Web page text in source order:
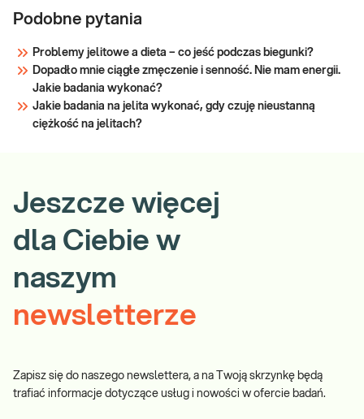
Podobne pytania
Problemy jelitowe a dieta – co jeść podczas biegunki?
Dopadło mnie ciągłe zmęczenie i senność. Nie mam energii.
Jakie badania wykonać?
Jakie badania na jelita wykonać, gdy czuję nieustanną
ciężkość na jelitach?
Jeszcze więcej
dla Ciebie w
naszym
newsletterze
Zapisz się do naszego newslettera, a na Twoją skrzynkę będą
trafiać informacje dotyczące usług i nowości w ofercie badań.